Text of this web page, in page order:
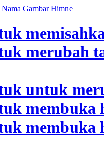
Nama Gambar Himne